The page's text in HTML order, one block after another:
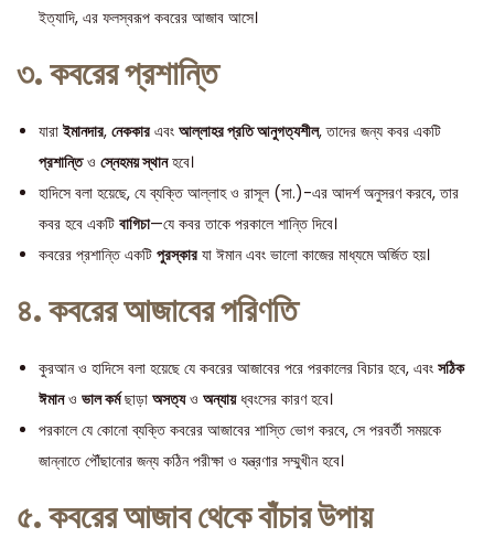
ইত্যাদি, এর ফলস্বরূপ কবরের আজাব আসে।
৩. কবরের প্রশান্তি
যারাইমানদার, নেককার এবং আল্লাহর প্রতি আনুগত্যশীল, তাদের জন্য কবর একটি
প্রশান্তিও স্নেহময় স্থানহবে।
হাদিসে বলা হয়েছে, যে ব্যক্তি আল্লাহ ও রাসূল (সা.)-এর আদর্শ অনুসরণ করবে, তার
কবর হবে একটি বাগিচা—যে কবর তাকে পরকালে শান্তি দিবে।
কবরের প্রশান্তি একটি পুরস্কার যা ঈমান এবং ভালো কাজের মাধ্যমে অর্জিত হয়।
৪. কবরের আজাবের পরিণতি
কুরআন ও হাদিসে বলা হয়েছে যে কবরের আজাবের পরে পরকালের বিচার হবে, এবং সঠিক
ঈমানও ভাল কর্মছাড়া অসত্যও অন্যায়ধ্বংসের কারণ হবে।
পরকালে যে কোনো ব্যক্তি কবরের আজাবের শাস্তি ভোগ করবে, সে পরবর্তী সময়কে
জান্নাতে পৌঁছানোর জন্য কঠিন পরীক্ষা ও যন্ত্রণার সম্মুখীন হবে।
৫. কবরের আজাব থেকে বাঁচার উপায়